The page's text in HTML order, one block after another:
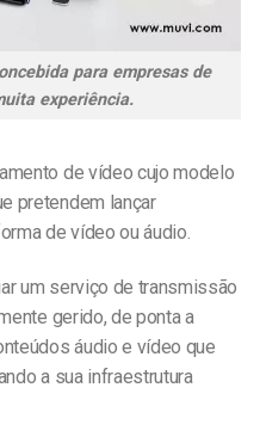
para empresas de
experiência.
de vídeo cujo modelo
pretendem lançar
de vídeo ou áudio.
um serviço de transmissão
gerido, de ponta a
áudio e vídeo que
a sua infraestrutura